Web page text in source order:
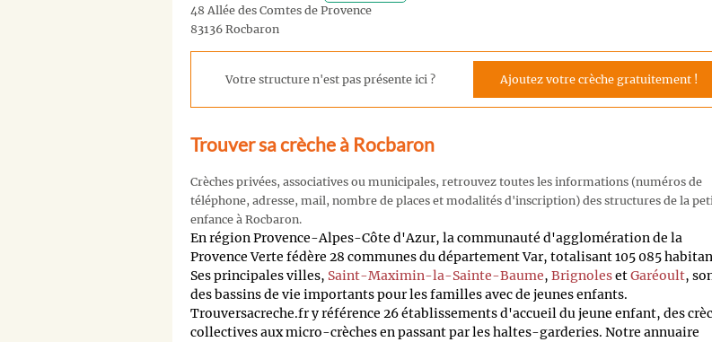
48 Allée des Comtes de Provence
83136 Rocbaron
Votre structure n'est pas présente ici ? Ajoutez votre crèche gratuitement !
Trouver sa crèche à Rocbaron
Crèches privées, associatives ou municipales, retrouvez toutes les informations (numéros de
téléphone, adresse, mail, nombre de places et modalités d'inscription) des structures de la
enfance à Rocbaron.
En région Provence-Alpes-Côte d'Azur, la communauté d'agglomération de la
Provence Verte fédère 28 communes du département Var, totalisant 105 085
Ses principales villes, Saint-Maximin-la-Sainte-Baume, BrignolesetGaréoult,
des bassins de vie importants pour les familles avec de jeunes enfants.
Trouversacreche.fr y référence 26 établissements d'accueil du jeune enfant, des
collectives aux micro-crèches en passant par les haltes-garderies. Notre annuaire